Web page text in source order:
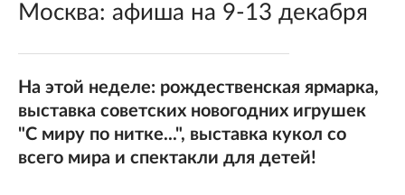
Москва: афиша на 9-13 декабря
На этой неделе: рождественская ярмарка,
выставка советских новогодних игрушек
"С миру по нитке...", выставка кукол со
всего мира и спектакли для детей!